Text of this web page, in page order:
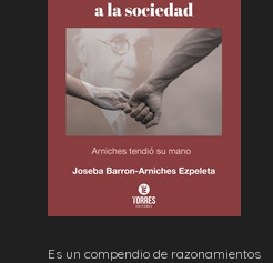
Es un compendio de razonamientos